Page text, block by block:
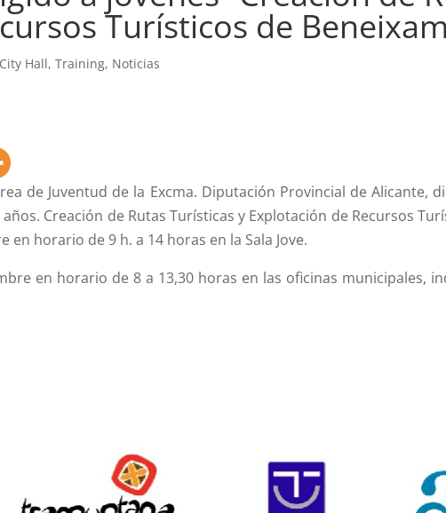
Turísticos de
City Hall,Training, Noticias
de Juventud de la Excma. Diputación Provincial de Alicante,
Creación de Rutas Turísticas y Explotación de Recursos
horario de 9 h. a 14 horas en la Sala Jove.
en horario de 8 a 13,30 horas en las oficinas municipales,